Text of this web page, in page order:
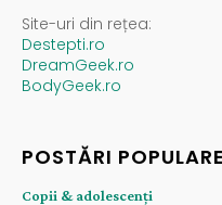
Site-uri din rețea:
Destepti.ro
DreamGeek.ro
BodyGeek.ro
POSTĂRI POPULARE
Copii & adolescenți